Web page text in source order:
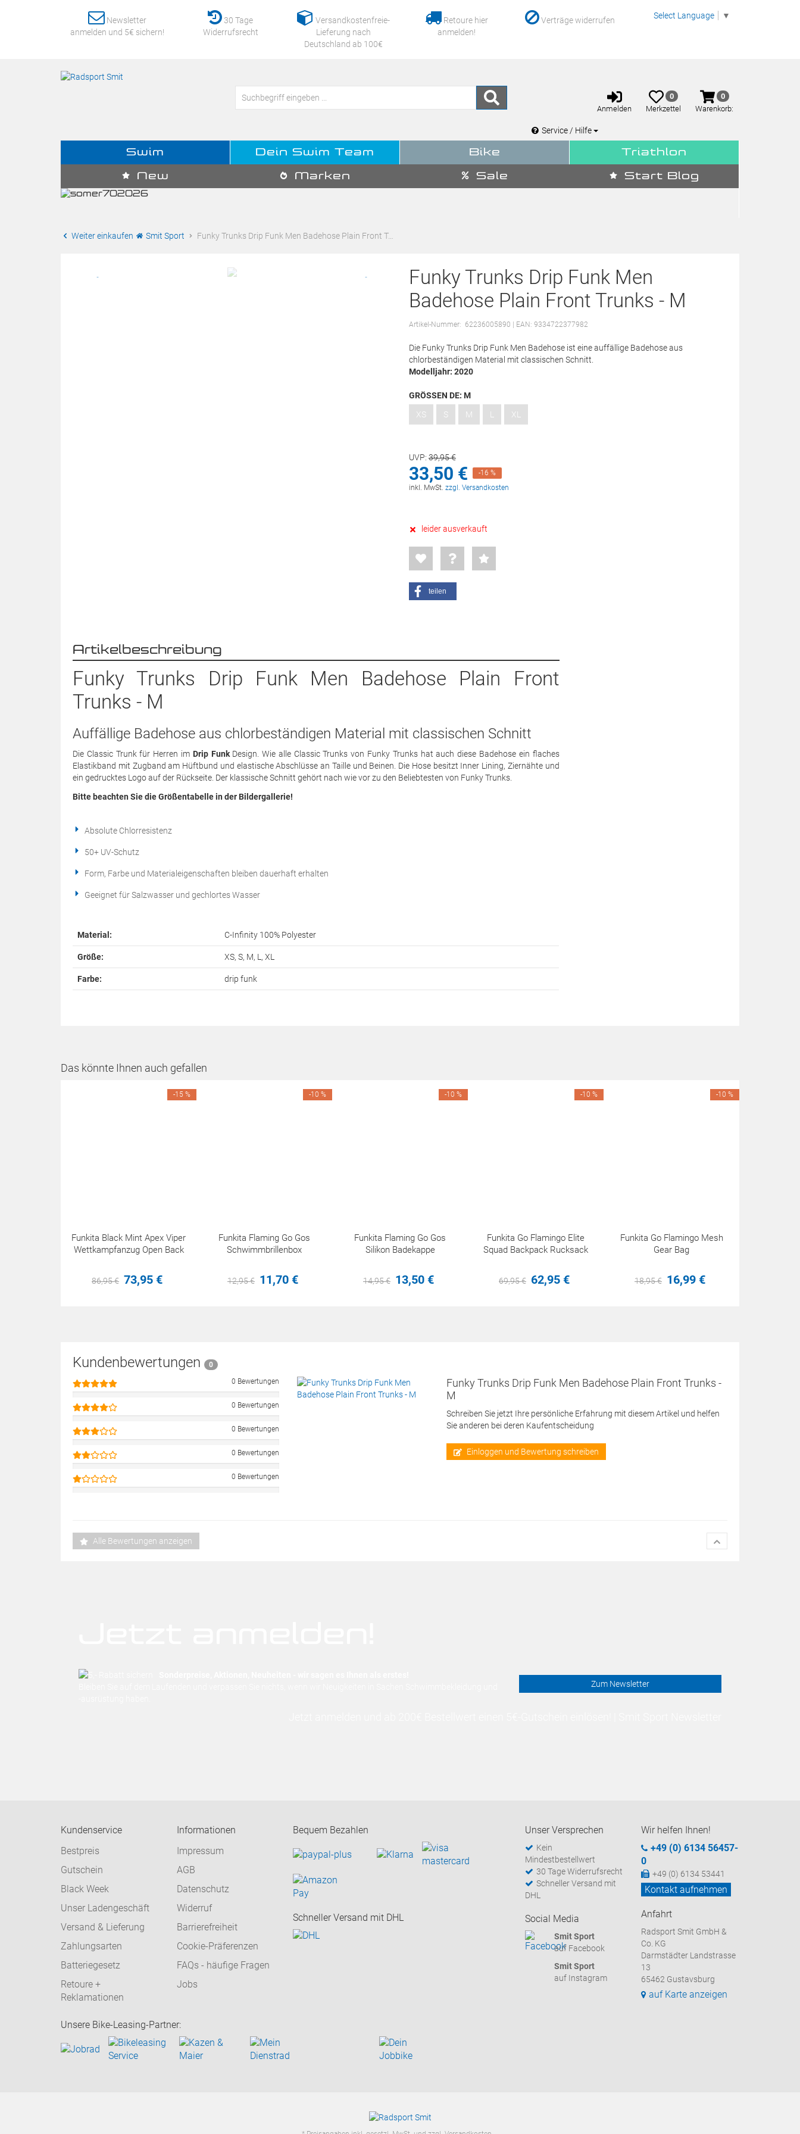
Newsletter
anmelden und 5€ sichern!
30 Tage
Widerrufsrecht
Versandkostenfreie-
Lieferung nach
Deutschland ab 100€
Retoure hier
anmelden!
Verträge widerrufen Select Language ▼
Anmelden
Merkzettel
aufklappen
0
Merkzettel
Warenkorb
aufklappen
0
Warenkorb:
Service / Hilfe
Swim Dein Swim Team Bike Triathlon
New Marken Sale Start Blog
Weiter einkaufen Smit Sport Funky Trunks Drip Funk Men Badehose Plain Front T…
Funky Trunks Drip Funk Men
Badehose Plain Front Trunks - M
Artikel-Nummer: 62236005890 | EAN: 9334722377982
Die Funky Trunks Drip Funk Men Badehose ist eine auffällige Badehose aus
chlorbeständigen Material mit classischen Schnitt.
Modelljahr: 2020
GRÖSSEN DE: M
XS
S M XL
UVP: 39,95€
33,50 €
-16 %
inkl. MwSt. zzgl. Versandkosten
leider ausverkauft
teilen
Artikelbeschreibung
Funky Trunks Drip Funk Men Badehose Plain Front
Trunks - M
Auffällige Badehose aus chlorbeständigen Material mit classischen Schnitt
Die Classic Trunk für Herren im Drip FunkDesign. Wie alle Classic Trunks von Funky Trunks hat auch diese Badehose ein flaches
Elastikband mit Zugband am Hüftbund und elastische Abschlüsse an Taille und Beinen. Die Hose besitzt Inner Lining, Ziernähte und
ein gedrucktes Logo auf der Rückseite. Der klassische Schnitt gehört nach wie vor zu den Beliebtesten von Funky Trunks.
Bitte beachten Sie die Größentabelle in der Bildergallerie!
Absolute Chlorresistenz
50+ UV-Schutz
Form, Farbe und Materialeigenschaften bleiben dauerhaft erhalten
Geeignet für Salzwasser und gechlortes Wasser
Material: C-Infinity 100% Polyester
Größe: XS, S, M, L, XL
Farbe: drip funk
Das könnte Ihnen auch gefallen
Funkita Black Mint Apex Viper
Wettkampfanzug Open Back
86,95€ 73,95 €
-15 %
Funkita Flaming Go Gos
Schwimmbrillenbox
12,95€ 11,70 €
-10 %
Funkita Flaming Go Gos
Silikon Badekappe
14,95€ 13,50 €
-10 %
Funkita Go Flamingo Elite
Squad Backpack Rucksack
69,95€ 62,95 €
-10 %
Funkita Go Flamingo Mesh
Gear Bag
18,95€ 16,99 €
-10 %
Kundenbewertungen
0
0 Bewertungen
0 Bewertungen
0 Bewertungen
0 Bewertungen
0 Bewertungen
Funky Trunks Drip Funk Men Badehose Plain Front Trunks -
M
Schreiben Sie jetzt Ihre persönliche Erfahrung mit diesem Artikel und helfen
Sie anderen bei deren Kaufentscheidung
Einloggen und Bewertung schreiben
Alle Bewertungen anzeigen
Zum Newsletter
Kundenservice
Bestpreis
Gutschein
Black Week
Unser Ladengeschäft
Versand & Lieferung
Zahlungsarten
Batteriegesetz
Retoure +
Reklamationen
Informationen
Impressum
AGB
Datenschutz
Widerruf
Barrierefreiheit
Cookie-Präferenzen
FAQs - häufige Fragen
Jobs
Bequem Bezahlen
Schneller Versand mit DHL
Unser Versprechen
Kein
Mindestbestellwert
30 Tage Widerrufsrecht
Schneller Versand mit
DHL
Social Media
Smit Sport
auf Facebook
Smit Sport
auf Instagram
Wir helfen Ihnen!
+49 (0) 6134 56457-
0
+49 (0) 6134 53441
Kontakt aufnehmen
Anfahrt
Radsport Smit GmbH &
Co. KG
Darmstädter Landstrasse
13
65462 Gustavsburg
auf Karte anzeigen
Unsere Bike-Leasing-Partner: